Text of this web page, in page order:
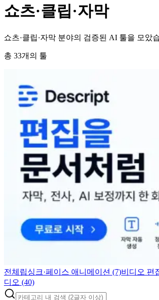
쇼츠·클립·자막
쇼츠·클립·자막 분야의 검증된 AI 툴을 모았
총 33개의 툴
전체 립싱크·페이스 애니메이션 (7)비디오 편
디오 (40)